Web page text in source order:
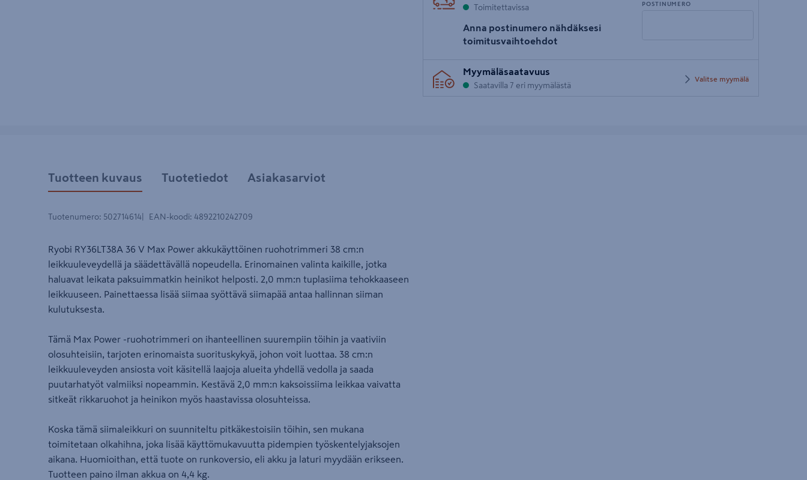
Toimitettavissa
Anna postinumero nähdäksesi
toimitusvaihtoehdot
POSTINUMERO
postinumero
Myymäläsaatavuus
Saatavilla 7 eri myymälästä
Valitse myymälä
Tuotteen kuvaus Tuotetiedot Asiakasarviot
Tuotenumero: 502714614 EAN-koodi: 4892210242709
Ryobi RY36LT38A 36 V Max Power akkukäyttöinen ruohotrimmeri 38 cm:n
leikkuuleveydellä ja säädettävällä nopeudella. Erinomainen valinta kaikille, jotka
haluavat leikata paksuimmatkin heinikot helposti. 2,0 mm:n tuplasiima tehokkaaseen
leikkuuseen. Painettaessa lisää siimaa syöttävä siimapää antaa hallinnan siiman
kulutuksesta.
Tämä Max Power -ruohotrimmeri on ihanteellinen suurempiin töihin ja vaativiin
olosuhteisiin, tarjoten erinomaista suorituskykyä, johon voit luottaa. 38 cm:n
leikkuuleveyden ansiosta voit käsitellä laajoja alueita yhdellä vedolla ja saada
puutarhatyöt valmiiksi nopeammin. Kestävä 2,0 mm:n kaksoissiima leikkaa vaivatta
sitkeät rikkaruohot ja heinikon myös haastavissa olosuhteissa.
Koska tämä siimaleikkuri on suunniteltu pitkäkestoisiin töihin, sen mukana
toimitetaan olkahihna, joka lisää käyttömukavuutta pidempien työskentelyjaksojen
aikana. Huomioithan, että tuote on runkoversio, eli akku ja laturi myydään erikseen.
Tuotteen paino ilman akkua on 4,4 kg.